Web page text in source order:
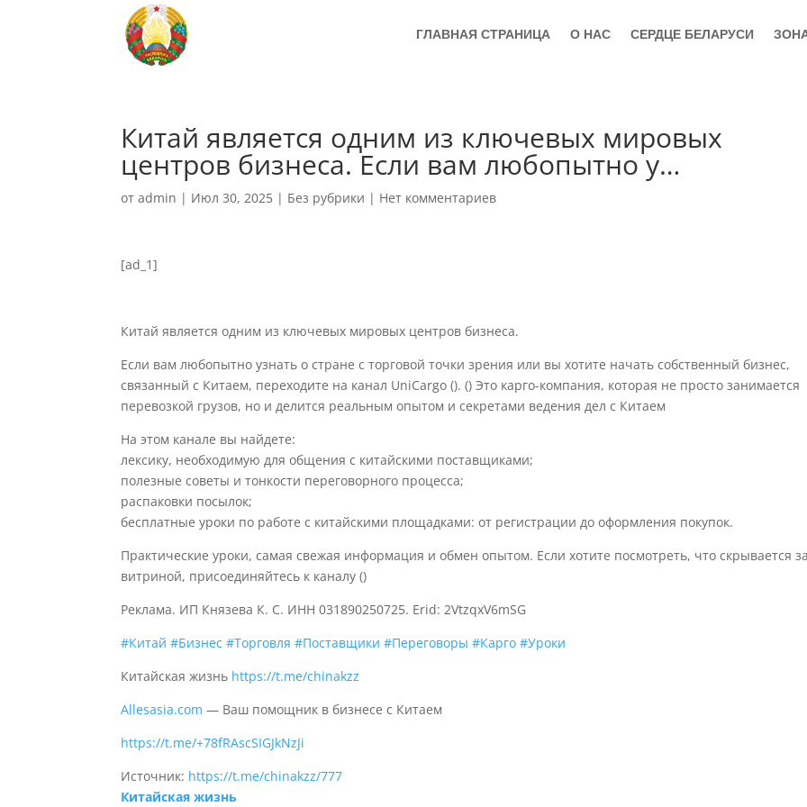
ГЛАВНАЯ СТРАНИЦА О НАС СЕРДЦЕ БЕЛАРУСИ
Китай является одним из ключевых мировых
центров бизнеса. Если вам любопытно у…
отadmin | Июл 30, 2025 | Без рубрики | Нет комментариев
[ad_1]
Китай является одним из ключевых мировых центров бизнеса.
Если вам любопытно узнать о стране с торговой точки зрения или вы хотите начать собственный бизнес,
связанный с Китаем, переходите на канал UniCargo (). () Это карго-компания, которая не просто занимается
перевозкой грузов, но и делится реальным опытом и секретами ведения дел с Китаем
На этом канале вы найдете:
лексику, необходимую для общения с китайскими поставщиками;
полезные советы и тонкости переговорного процесса;
распаковки посылок;
бесплатные уроки по работе с китайскими площадками: от регистрации до оформления покупок.
Практические уроки, самая свежая информация и обмен опытом. Если хотите посмотреть, что скрывается
витриной, присоединяйтесь к каналу ()
Реклама. ИП Князева К. С. ИНН 031890250725. Erid: 2VtzqxV6mSG
#Китай #Бизнес #Торговля #Поставщики #Переговоры #Карго #Уроки
Китайская жизнь https://t.me/chinakzz
Allesasia.com — Ваш помощник в бизнесе с Китаем
https://t.me/+78fRAscSIGJkNzJi
Источник: https://t.me/chinakzz/777
Китайская жизнь